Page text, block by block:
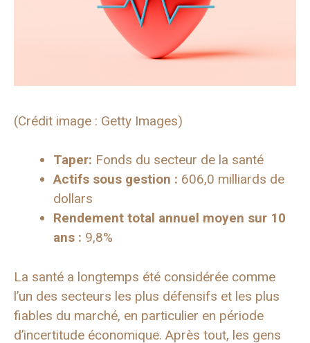
(Crédit image : Getty Images)
Taper: Fonds du secteur de la santé
Actifs sous gestion : 606,0 milliards de
dollars
Rendement total annuel moyen sur 10
ans : 9,8%
La santé a longtemps été considérée comme
l’un des secteurs les plus défensifs et les plus
fiables du marché, en particulier en période
d’incertitude économique. Après tout, les gens